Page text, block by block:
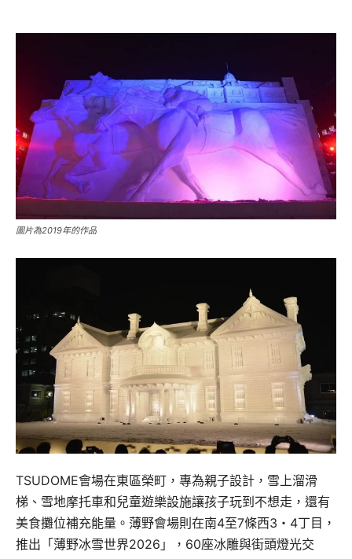
圖片為2019年的作品
TSUDOME會場在東區榮町，專為親子設計，雪上溜滑
梯、雪地摩托車和兒童遊樂設施讓孩子玩到不想走，還有
美食攤位補充能量。薄野會場則在南4至7條西3・4丁目，
推出「薄野冰雪世界2026」，60座冰雕與街頭燈光交